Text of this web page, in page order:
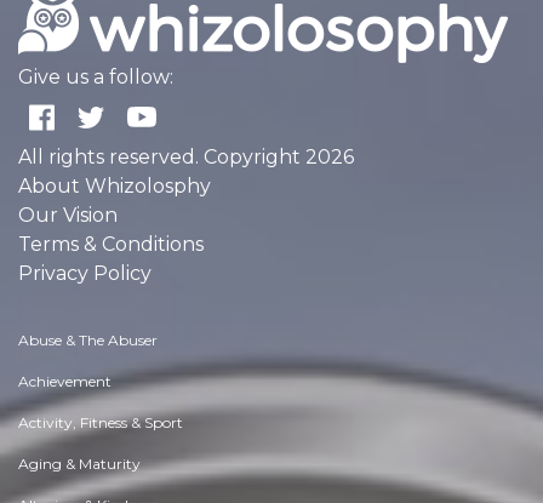
Give us a follow:
All rights reserved. Copyright 2026
About Whizolosphy
Our Vision
Terms & Conditions
Privacy Policy
Abuse & The Abuser
Achievement
Activity, Fitness & Sport
Aging & Maturity